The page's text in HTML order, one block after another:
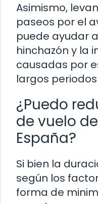
Asimismo,
paseos por el
puede ayudar
hinchazón y la
causadas por
largos
¿Puedo
de vuelo
España?
Si bien la
según los
forma de